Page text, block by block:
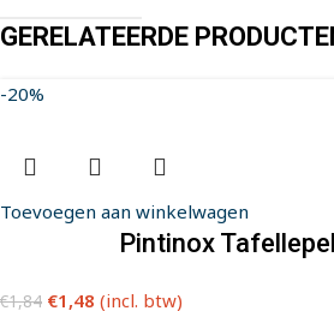
GERELATEERDE
-20%
Toevoegen aan winkelwagen
Pintinox
€1,84 €1,48 (incl. btw)